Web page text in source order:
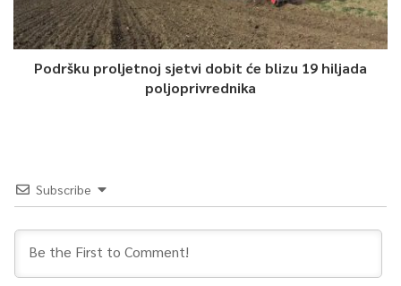
Podršku proljetnoj sjetvi dobit će blizu 19 hiljada
poljoprivrednika
Subscribe